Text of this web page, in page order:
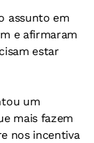
assunto em
e afirmaram
estar
um
mais fazem
nos incentiva